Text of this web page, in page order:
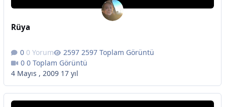
Rüya
0 Yorum
2597 Toplam Görüntü
0 Toplam Görüntü
4 Mayıs , 2009 17 yıl